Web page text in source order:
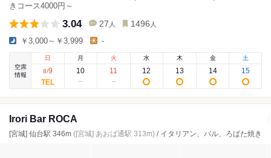
きコース4000円～
3.04 27 人 1496 人
￥3,000～￥3,999 -
空席
情報
日
8/9
月
10
火
11
水
12
木
13
金
14
土
15
Irori Bar ROCA
[宮城] 仙台駅 346m ([宮城] あおば通駅 313m) / イタリアン、バル、ろばた焼き